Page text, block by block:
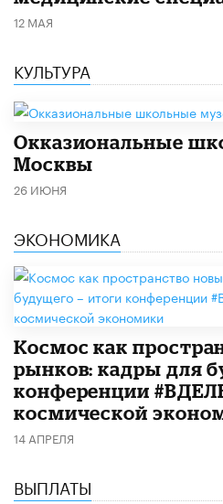
12 МАЯ
КУЛЬТУРА
​Окказиональные
Москвы
26 ИЮНЯ
ЭКОНОМИКА
Космос как
рынков: кадры для
конференции
космической
14 АПРЕЛЯ
ВЫПЛАТЫ